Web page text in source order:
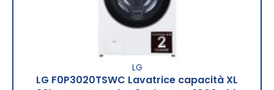
LG
LG F0P3020TSWC Lavatrice capacità XL